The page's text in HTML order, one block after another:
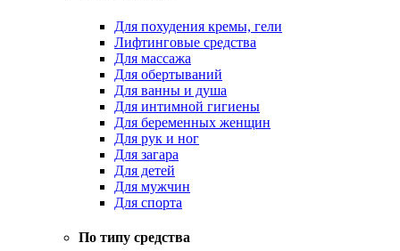
Для похудения кремы, гели
Лифтинговые средства
Для массажа
Для обертываний
Для ванны и душа
Для интимной гигиены
Для беременных женщин
Для рук и ног
Для загара
Для детей
Для мужчин
Для спорта
По типу средства